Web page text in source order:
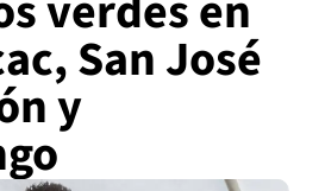
San José
y